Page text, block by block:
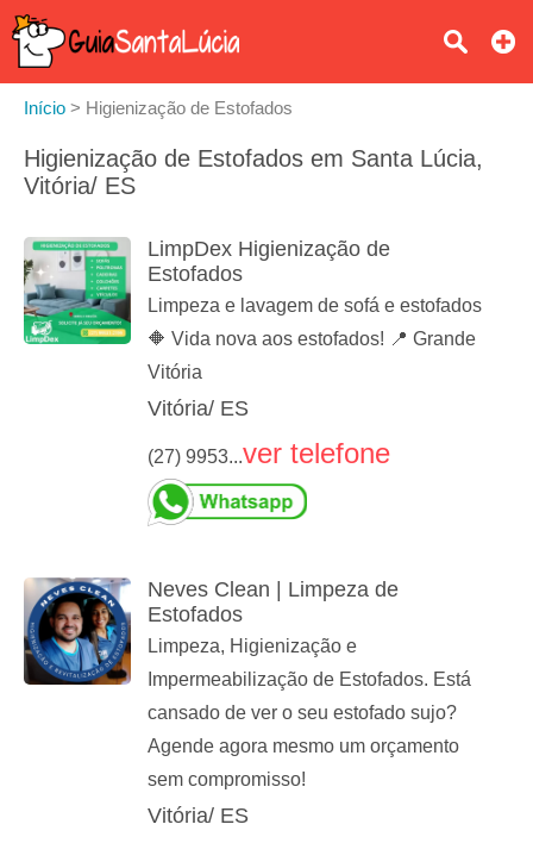
Início > Higienização de Estofados
Higienização de Estofados em Santa Lúcia,
Vitória/ ES
LimpDex Higienização de
Estofados
Limpeza e lavagem de sofá e estofados
🔶 Vida nova aos estofados! 📍 Grande
Vitória
Vitória/ ES
(27) 9953...ver telefone
Neves Clean | Limpeza de
Estofados
Limpeza, Higienização e
Impermeabilização de Estofados. Está
cansado de ver o seu estofado sujo?
Agende agora mesmo um orçamento
sem compromisso!
Vitória/ ES